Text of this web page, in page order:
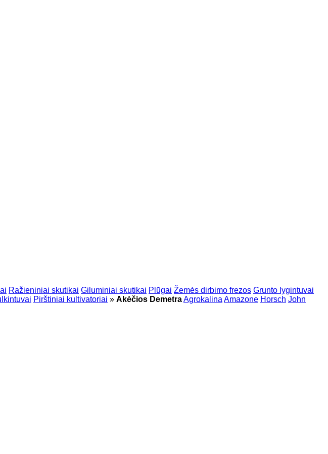
Ražieniniai skutikai Giluminiai skutikai Plūgai Žemės dirbimo frezos Grunto lygintuvai
Pirštiniai kultivatoriai » Akėčios DemetraAgrokalina Amazone Horsch John